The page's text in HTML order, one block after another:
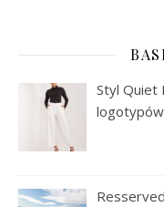
Styl Quiet